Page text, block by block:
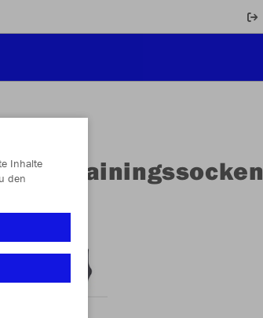
Trainingssocken
Inhalte
den